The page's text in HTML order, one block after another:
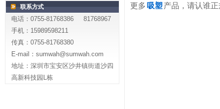
联系方式
电话：0755-81768386 81768967
手机：15989598211
传真：0755-81768380
E-mail：sumwah@sumwah.com
地址：深圳市宝安区沙井镇街道沙四
高新科技园L栋
更多 吸塑产品，请认谁正